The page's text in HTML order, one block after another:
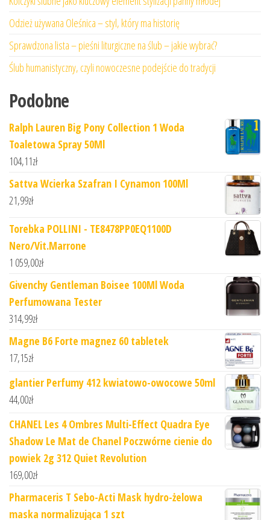
Odzież używana Oleśnica – styl, który ma historię
Sprawdzona lista – pieśni liturgiczne na ślub – jakie wybrać?
Ślub humanistyczny, czyli nowoczesne podejście do tradycji
Podobne
Ralph Lauren Big Pony Collection 1 Woda
Toaletowa Spray 50Ml
104,11zł
Sattva Wcierka Szafran I Cynamon 100Ml
21,99zł
Torebka POLLINI - TE8478PP0EQ1100D
Nero/Vit.Marrone
1 059,00zł
Givenchy Gentleman Boisee 100Ml Woda
Perfumowana Tester
314,99zł
Magne B6 Forte magnez 60 tabletek
17,15zł
glantier Perfumy 412 kwiatowo-owocowe 50ml
44,00zł
CHANEL Les 4 Ombres Multi-Effect Quadra Eye
Shadow Le Mat de Chanel Poczwórne cienie do
powiek 2g 312 Quiet Revolution
169,00zł
Pharmaceris T Sebo-Acti Mask hydro-żelowa
maska normalizująca 1 szt